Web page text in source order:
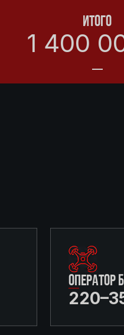
ИТОГО
1 400
ОПЕРАТОР